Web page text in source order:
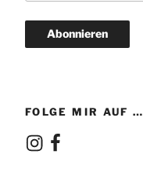
Abonnieren
FOLGE MIR AUF …
Instagram
Facebook